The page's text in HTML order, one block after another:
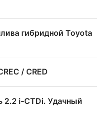
гибридной Toyota
/ CRED
2.2 i-CTDi. Удачный